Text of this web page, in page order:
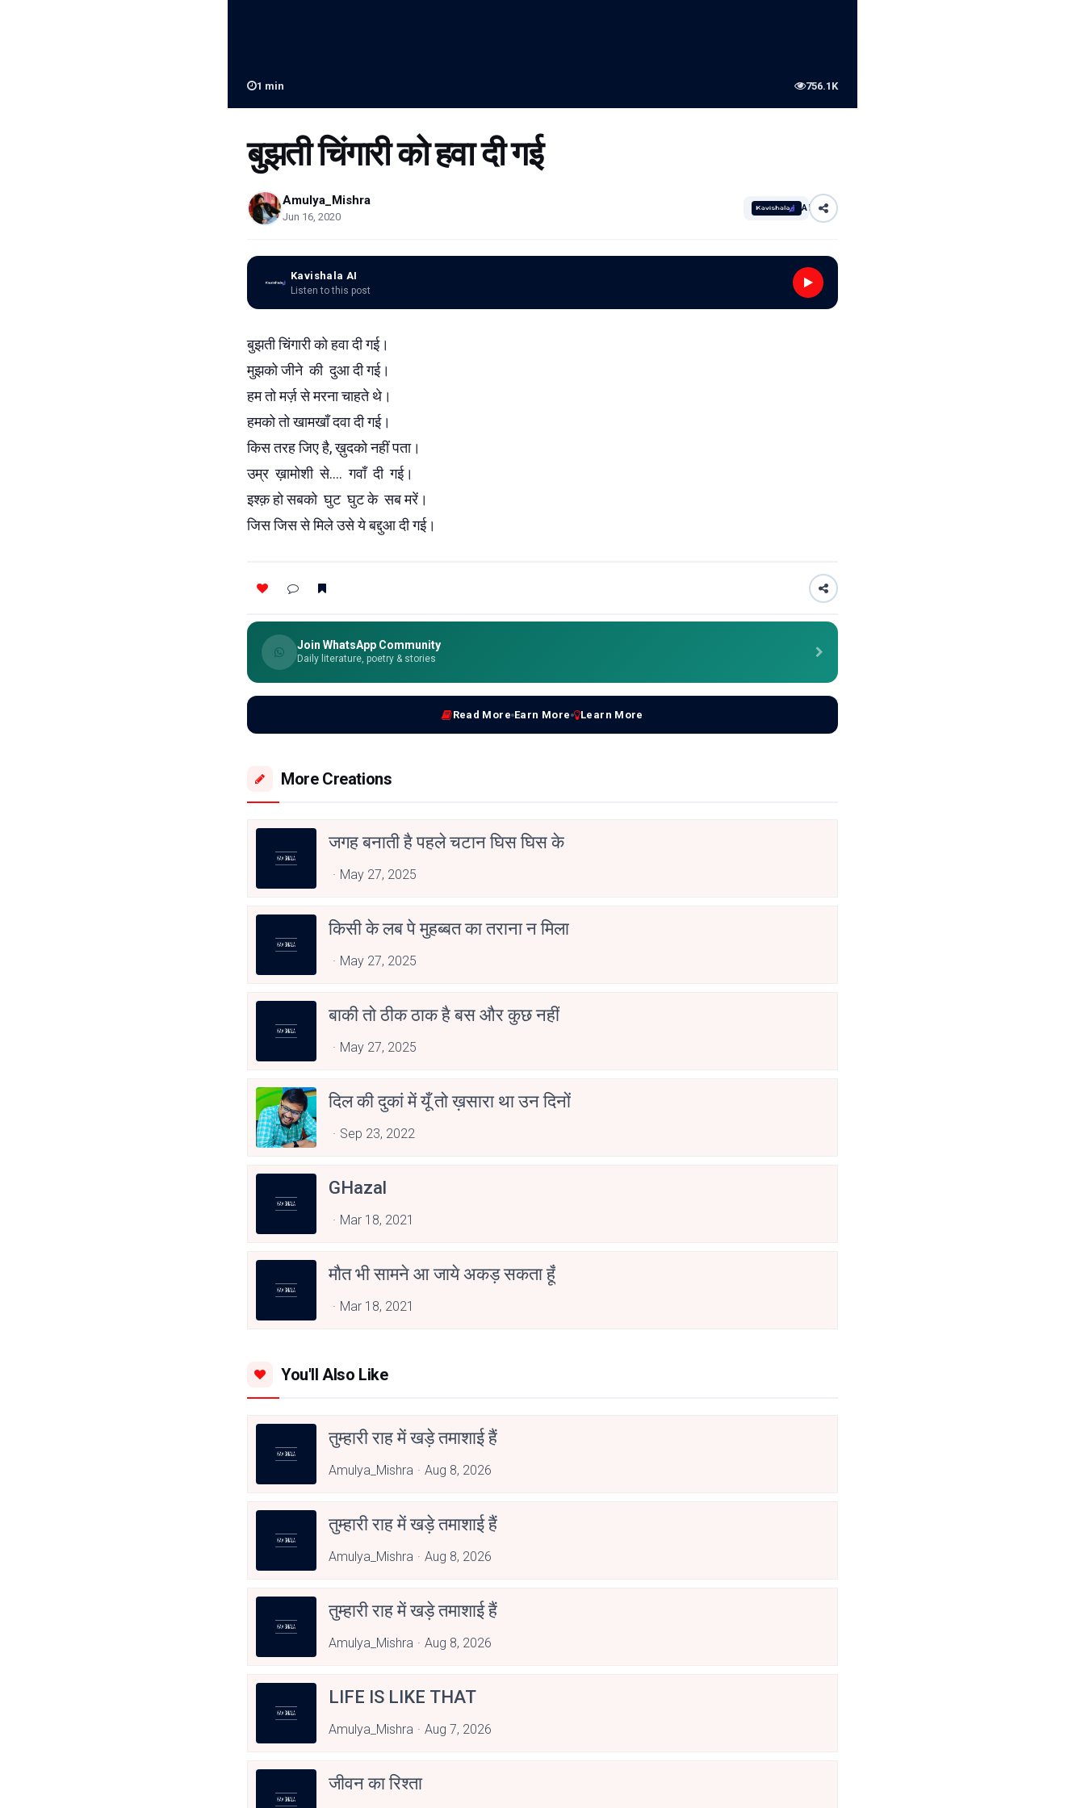
1 min 756.1K
बुझती चिंगारी को हवा दी गई
Amulya_Mishra
Jun 16, 2020
AI
Kavishala AI
Listen to this post
बुझती चिंगारी को हवा दी गई।
मुझको जीने की दुआ दी गई।
हम तो मर्ज़ से मरना चाहते थे।
हमको तो खामखाँ दवा दी गई।
किस तरह जिए है, ख़ुदको नहीं पता।
उम्र ख़ामोशी से.... गवाँ दी गई।
इश्क़ हो सबको घुट घुट के सब मरें।
जिस जिस से मिले उसे ये बद्दुआ दी गई।
Join WhatsApp Community
Daily literature, poetry & stories
Read More Earn More Learn More
More Creations
जगह बनाती है पहले चटान घिस घिस के
May 27, 2025
किसी के लब पे मुहब्बत का तराना न मिला
May 27, 2025
बाकी तो ठीक ठाक है बस और कुछ नहीं
May 27, 2025
दिल की दुकां में यूँ तो ख़सारा था उन दिनों
Sep 23, 2022
GHazal
Mar 18, 2021
मौत भी सामने आ जाये अकड़ सकता हूँ
Mar 18, 2021
You'll Also Like
तुम्हारी राह में खड़े तमाशाई हैं
Amulya_Mishra Aug 8, 2026
तुम्हारी राह में खड़े तमाशाई हैं
Amulya_Mishra Aug 8, 2026
तुम्हारी राह में खड़े तमाशाई हैं
Amulya_Mishra Aug 8, 2026
LIFE IS LIKE THAT
Amulya_Mishra Aug 7, 2026
जीवन का रिश्ता